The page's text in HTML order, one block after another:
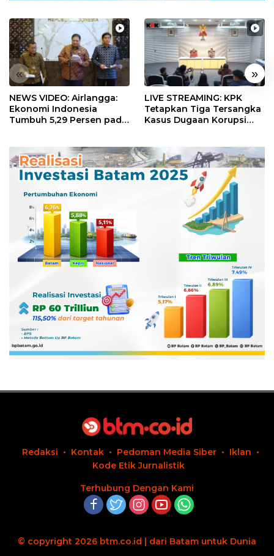
« »
NEWS VIDEO: Airlangga:
Ekonomi Indonesia
Tumbuh 5,29 Persen pada
LIVE STREAMING: KPK
Tetapkan Tiga Tersangka
Kasus Dugaan Korupsi
Redaksi Kontak Pedoman Media Siber
Iklan
Kode Etik Jurnalistik
Terhubung Dengan Kami
© copyright 2026 btm.co.id | dari Batam untuk Dunia